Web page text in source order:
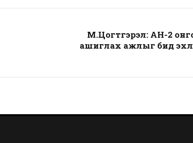
М.Цогтгэрэл: АН-2
ашиглах ажлыг бид